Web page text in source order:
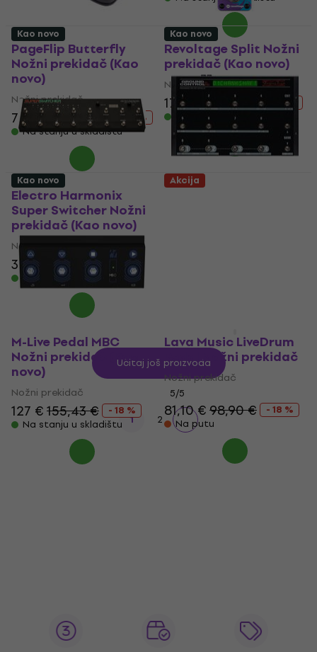
PageFlip Butterfly
Nožni prekidač (Kao
novo)
Nožni prekidač
78,90 € 107,91 €
- 27 %
Na stanju u skladištu
Revoltage Split Nožni
prekidač (Kao novo)
Nožni prekidač
17,40 €22,67 €
- 23 %
Na stanju u skladištu
Kao novo
Electro Harmonix
Super Switcher Nožni
prekidač (Kao novo)
Nožni prekidač
302 € 357,39 €
- 16 %
Na stanju u skladištu
Kao novo
Kao novo
M-Live Pedal MBC
Nožni prekidač (Kao
novo)
Nožni prekidač
127 €155,43 €
- 18 %
Na stanju u skladištu
Akcija
Lava Music LiveDrum
Pedal Nožni prekidač
Nožni prekidač
5/5
81,10 €98,90 €
- 18 %
Na putu
Učitaj još proizvoda
1 2